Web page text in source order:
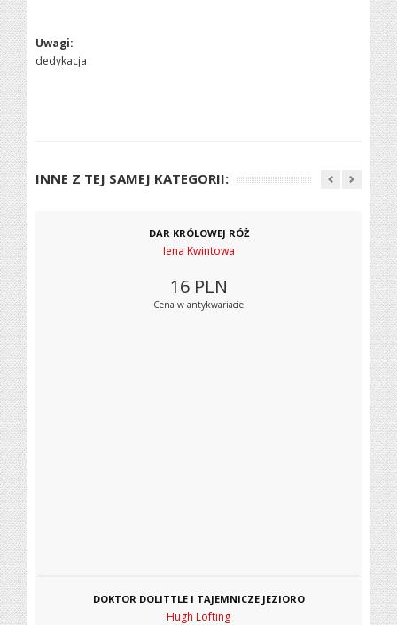
Uwagi:
dedykacja
INNE Z TEJ SAMEJ KATEGORII:
DAR KRÓLOWEJ RÓŻ
Iena Kwintowa
16 PLN
Cena w antykwariacie
DOKTOR DOLITTLE I TAJEMNICZE JEZIORO
Hugh Lofting